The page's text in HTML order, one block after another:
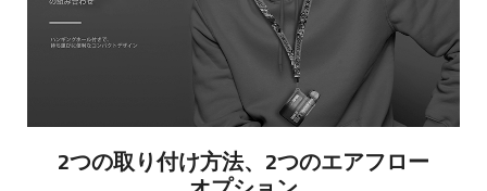
2つの取り付け方法、2つのエアフロー